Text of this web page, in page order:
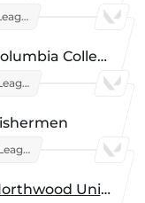
PlayVS College League 2025: Fall
Columbia College
PlayVS College League 2025: Fall
PlayVS College League 2025: Fall
Northwood University